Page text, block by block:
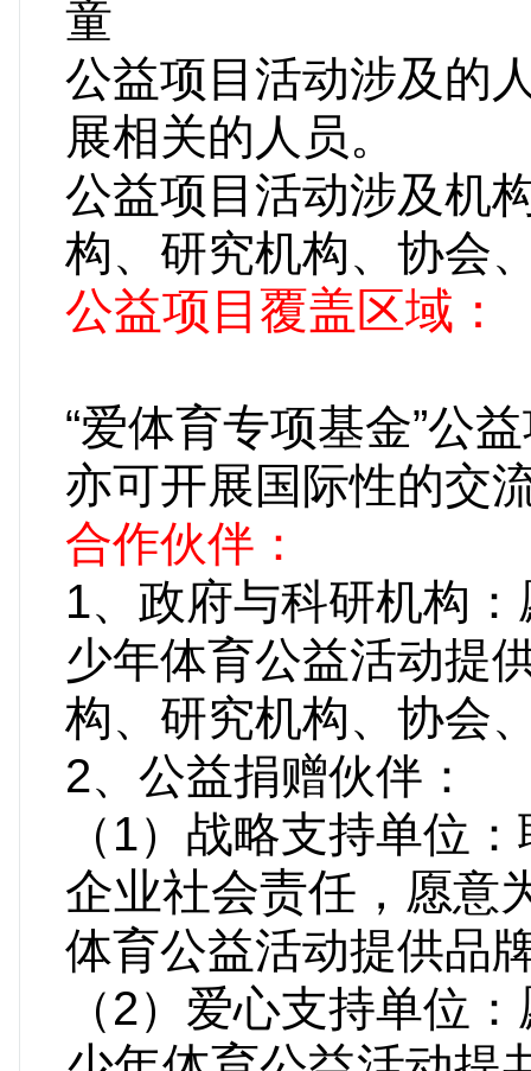
公益项目活动涉及的
展相关的人
公益项目活动涉及机
构、研究机构、协会
公益项目覆盖区域
“爱体育专项基金”公
亦可开展国际性的交
合作伙伴：
1、政府与科研机构：
少年体育公益活动提
构、研究机构、协会
2、公益捐赠伙伴：
（1）战略支持单位：
企业社会责任， 愿意
体育公益活动提供品
（2）爱心支持单位：